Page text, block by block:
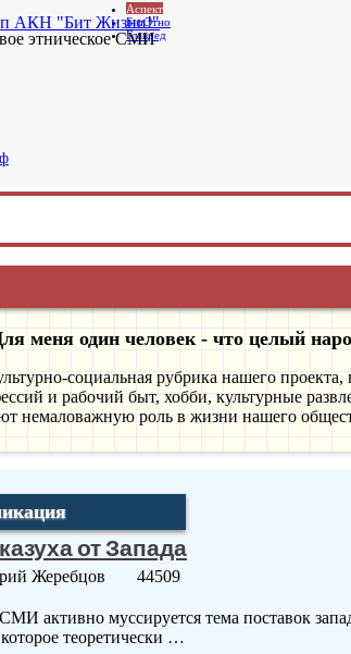
новостей
Аспект
БитЭтно
Главред
меня один человек - что целый
социальная рубрика нашего
и рабочий быт, хобби, культурные
немаловажную роль в жизни нашего
от Запада
Жеребцов 44509
активно муссируется тема поставок
теоретически …